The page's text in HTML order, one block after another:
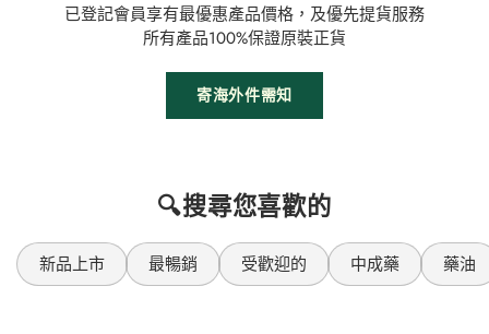
已登記會員享有最優惠產品價格，及優先提貨服務
所有產品100%保證原裝正貨
寄海外件需知
🔍搜尋您喜歡的
新品上市 最暢銷 受歡迎的 中成藥 藥油